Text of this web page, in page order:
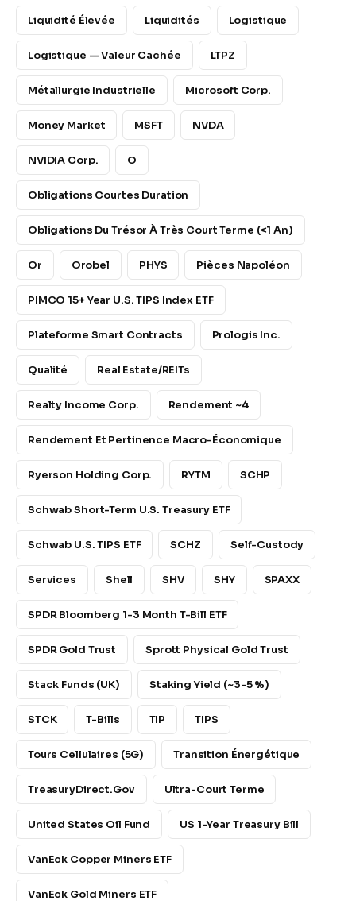
Liquidité Élevée Liquidités Logistique
Logistique — Valeur Cachée LTPZ
Métallurgie Industrielle Microsoft Corp.
Money Market MSFT NVDA
NVIDIA Corp. O
Obligations Courtes Duration
Obligations Du Trésor À Très Court Terme (<1 An)
Or Orobel PHYS Pièces Napoléon
PIMCO 15+ Year U.S. TIPS Index ETF
Plateforme Smart Contracts Prologis Inc.
Qualité Real Estate/REITs
Realty Income Corp. Rendement ~4
Rendement Et Pertinence Macro-Économique
Ryerson Holding Corp. RYTM SCHP
Schwab Short-Term U.S. Treasury ETF
Schwab U.S. TIPS ETF SCHZ Self-Custody
Services Shell SHV SHY SPAXX
SPDR Bloomberg 1-3 Month T-Bill ETF
SPDR Gold Trust Sprott Physical Gold Trust
Stack Funds (UK) Staking Yield (~3-5 %)
STCK T-Bills TIP TIPS
Tours Cellulaires (5G) Transition Énergétique
TreasuryDirect.gov Ultra-Court Terme
United States Oil Fund US 1-Year Treasury Bill
VanEck Copper Miners ETF
VanEck Gold Miners ETF